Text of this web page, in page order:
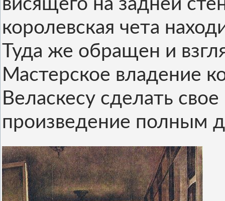
висящего на задней
королевская чета
Туда же обращен и
Мастерское владение
Веласкесу сделать свое
произведение полным